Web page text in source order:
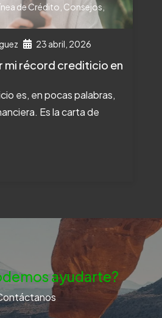
de Crédito Consejos
23 abril, 2026
mi récord crediticio en
es, en pocas palabras,
Es la carta de
ayudarte?